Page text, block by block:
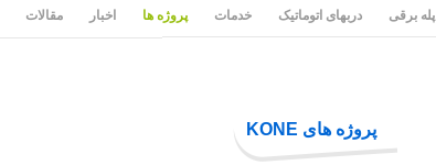
پله برقی دربهای اتوماتیک خدمات پروژه ها اخبار مقالات
پروژه های KONE